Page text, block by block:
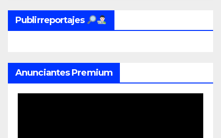
Publirreportajes
Anunciantes Premium